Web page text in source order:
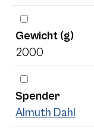
Gewicht (g)
2000
Spender
Almuth Dahl